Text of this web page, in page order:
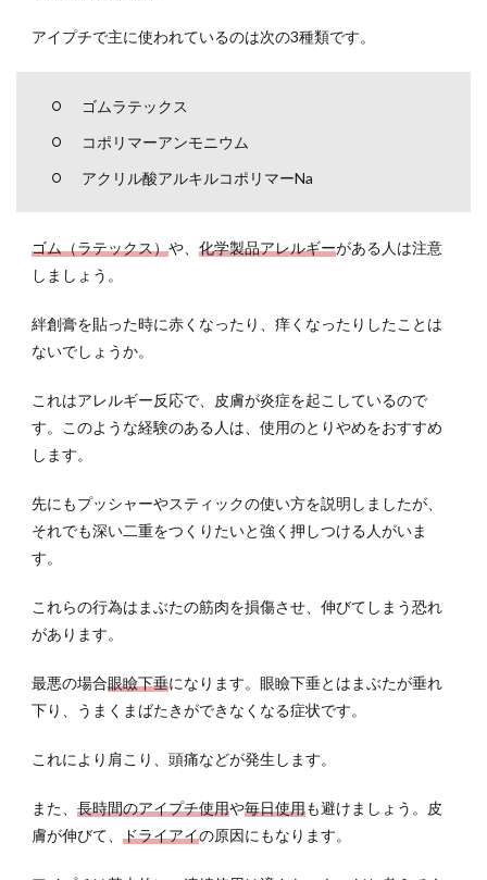
アイプチで主に使われているのは次の3種類です。
ゴムラテックス
コポリマーアンモニウム
アクリル酸アルキルコポリマーNa
ゴム（ラテックス）や、 化学製品アレルギーがある人は注意
しましょう。
絆創膏を貼った時に赤くなったり、痒くなったりしたことは
ないでしょうか。
これはアレルギー反応で、皮膚が炎症を起こしているので
す。このような経験のある人は、使用のとりやめをおすすめ
します。
先にもプッシャーやスティックの使い方を説明しましたが、
それでも深い二重をつくりたいと強く押しつける人がいま
す。
これらの行為はまぶたの筋肉を損傷させ、伸びてしまう恐れ
があります。
最悪の場合眼瞼下垂になります。眼瞼下垂とはまぶたが垂れ
下り、うまくまばたきができなくなる症状です。
これにより肩こり、頭痛などが発生します。
また、 長時間のアイプチ使用や毎日使用も避けましょう。皮
膚が伸びて、 ドライアイの原因にもなります。